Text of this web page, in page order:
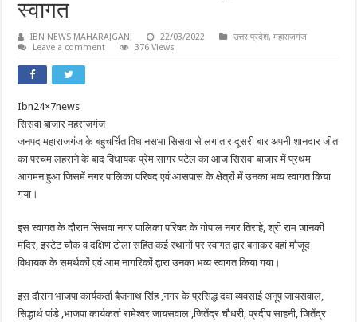
स्वागत
IBN NEWS MAHARAJGANJ 22/03/2022 उत्तर प्रदेश,महाराजगंज
Leave a comment
376 Views
Ibn24×7news
सिसवा बाजार महराजगंज
जनपद महाराजगंज के बहुचर्चित विधानसभा सिसवा से लगातार दूसरी बार अपनी शानदार जीत
का परचम लहराने के बाद विधायक प्रेम सागर पटेल का आज सिसवा बाजार में प्रथम
आगमन हुआ जिसमें नगर पालिका परिषद एवं आसपास के क्षेत्रों में उनका भव्य स्वागत किया
गया।
इस स्वागत के दौरान सिसवा नगर पालिका परिषद के गोपाल नगर तिराहे, श्री राम जानकी
मंदिर, इस्टेट चौक व दक्षिण टोला सहित कई स्थानों पर स्वागत द्वार बनाकर वहां मौजूद
विधायक के समर्थकों एवं आम नागरिकों द्वारा उनका भव्य स्वागत किया गया।
इस दौरान भाजपा कार्यकर्ता बैजनाथ सिंह ,नगर के प्रसिद्ध दवा व्यवसाई अनूप जायसवाल,
सिद्धार्थ पांडे ,भाजपा कार्यकर्ता रामेश्वर जायसवाल ,जितेंद्र चौधरी, प्रदीप साहनी, जितेंद्र